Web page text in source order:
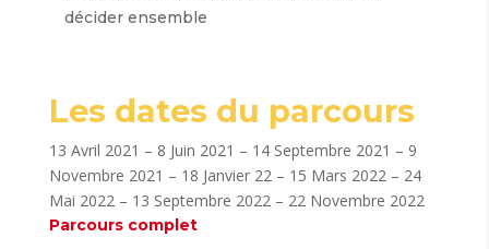
décider ensemble
Les dates du parcours
13 Avril 2021 – 8 Juin 2021 – 14 Septembre 2021 – 9
Novembre 2021 – 18 Janvier 22 – 15 Mars 2022 – 24
Mai 2022 – 13 Septembre 2022 – 22 Novembre 2022
Parcours complet